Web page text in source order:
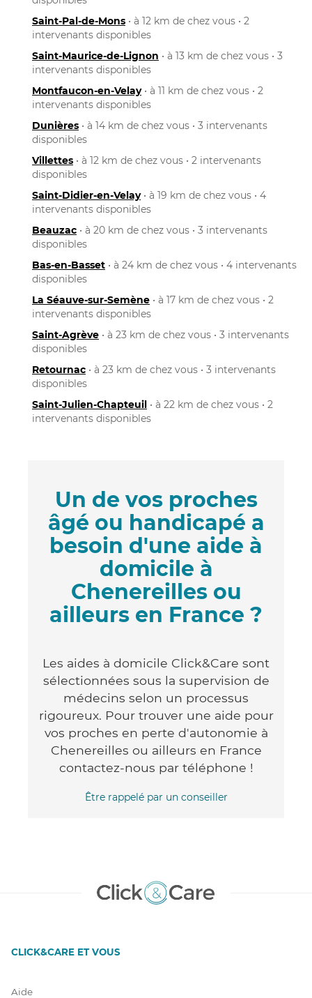
Saint-Pal-de-Mons • à 12 km de chez vous • 2
intervenants disponibles
Saint-Maurice-de-Lignon • à 13 km de chez vous • 3
intervenants disponibles
Montfaucon-en-Velay• à 11 km de chez vous • 2
intervenants disponibles
Dunières • à 14 km de chez vous • 3 intervenants
disponibles
Villettes • à 12 km de chez vous • 2 intervenants
disponibles
Saint-Didier-en-Velay• à 19 km de chez vous • 4
intervenants disponibles
Beauzac • à 20 km de chez vous • 3 intervenants
disponibles
Bas-en-Basset • à 24 km de chez vous • 4 intervenants
disponibles
La Séauve-sur-Semène • à 17 km de chez vous • 2
intervenants disponibles
Saint-Agrève • à 23 km de chez vous • 3 intervenants
disponibles
Retournac • à 23 km de chez vous • 3 intervenants
disponibles
Saint-Julien-Chapteuil • à 22 km de chez vous • 2
intervenants disponibles
Un de vos proches
âgé ou handicapé a
besoin d'une aide à
domicile à
Chenereilles ou
ailleurs en France ?
Les aides à domicile Click&Care sont
sélectionnées sous la supervision de
médecins selon un processus
rigoureux. Pour trouver une aide pour
vos proches en perte d'autonomie à
Chenereilles ou ailleurs en France
contactez-nous par téléphone !
Être rappelé par un conseiller
CLICK&CARE ET VOUS
Aide